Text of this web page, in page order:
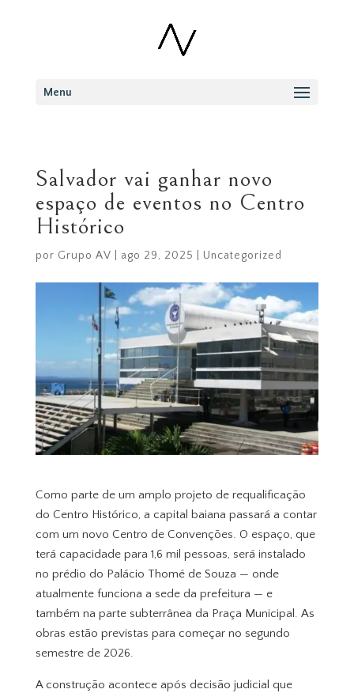
Menu
Salvador vai ganhar novo
espaço de eventos no Centro
Histórico
por Grupo AV ago 29, 2025 Uncategorized
Como parte de um amplo projeto de requalificação
do Centro Histórico, a capital baiana passará a contar
com um novo Centro de Convenções. O espaço, que
terá capacidade para 1,6 mil pessoas, será instalado
no prédio do Palácio Thomé de Souza — onde
atualmente funciona a sede da prefeitura — e
também na parte subterrânea da Praça Municipal. As
obras estão previstas para começar no segundo
semestre de 2026.
A construção acontece após decisão judicial que